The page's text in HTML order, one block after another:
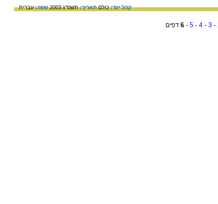
קהל יעד:כולםתאריך:תשס"ג 2003 שפה:עברית
-
3
-
4
-
5
-
6 דפים